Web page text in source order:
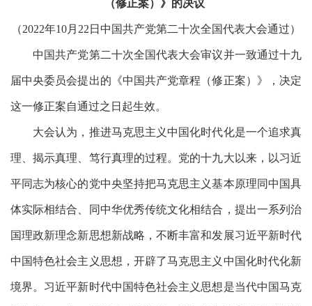
（修正案）》的决议
（2022年10月22日中国共产党第二十次全国代表大会通过）
中国共产党第二十次全国代表大会审议并一致通过十九
届中央委员会提出的《中国共产党章程（修正案）》，决定
这一修正案自通过之日起生效。
大会认为，推进马克思主义中国化时代化是一个追求真
理、揭示真理、笃行真理的过程。党的十九大以来，以习近
平同志为核心的党中央坚持把马克思主义基本原理同中国具
体实际相结合、同中华优秀传统文化相结合，提出一系列治
国理政新理念新思想新战略，不断丰富和发展习近平新时代
中国特色社会主义思想，开辟了马克思主义中国化时代化新
境界。习近平新时代中国特色社会主义思想是当代中国马克